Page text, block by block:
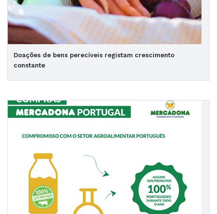
Doações de bens perecíveis registam crescimento
constante